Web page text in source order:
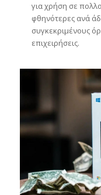
για χρήση σε
φθηνότερες ανά
συγκεκριμένους
επιχειρήσεις.